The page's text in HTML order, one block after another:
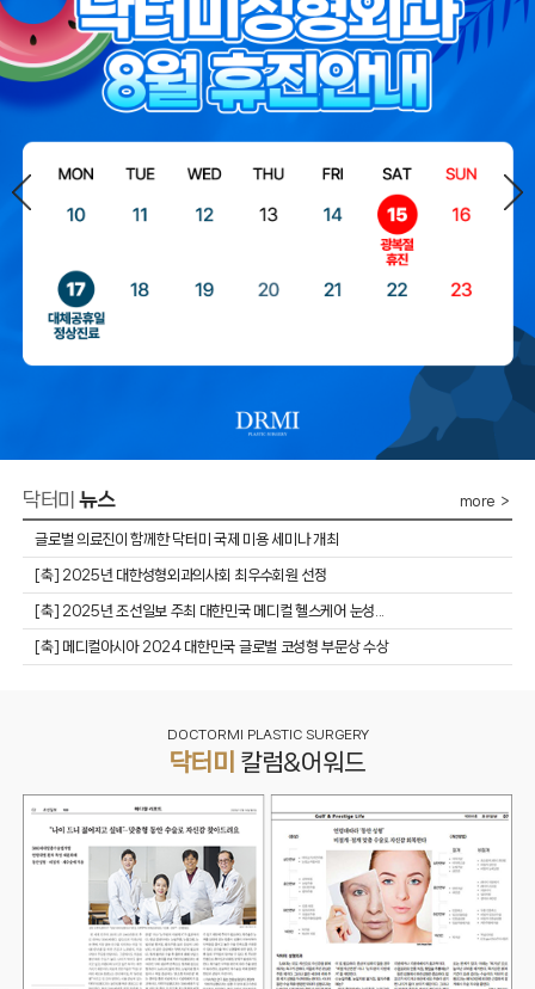
닥터미뉴스 more ＞
글로벌 의료진이 함께한 닥터미 국제 미용 세미나 개최
​[축] 2025년 대한성형외과의사회 최우수회원 선정
​[축] 2025년 조선일보 주최 대한민국 메디컬 헬스케어 눈성...
[축] 메디컬아시아 2024 대한민국 글로벌 코성형 부문상 수상
DOCTORMI PLASTIC SURGERY
닥터미 칼럼&어워드